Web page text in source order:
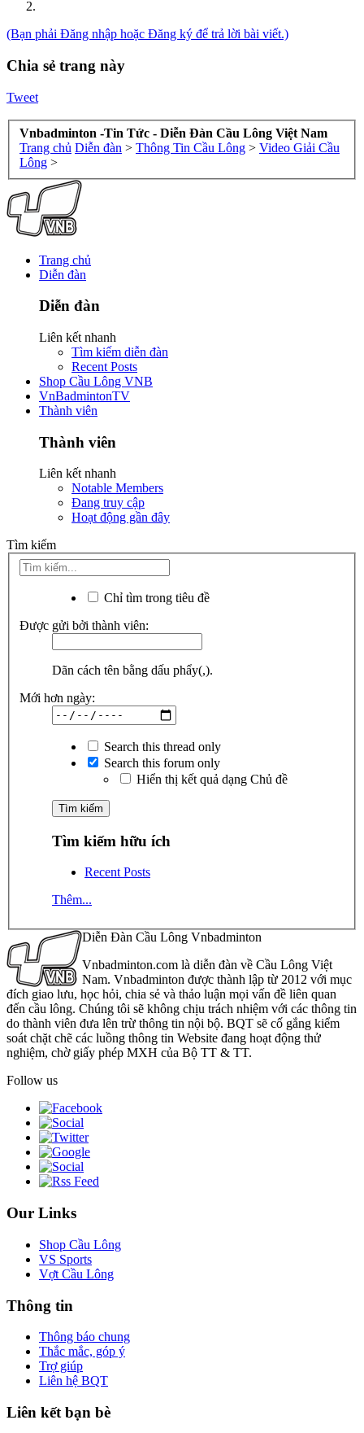
(Bạn phải Đăng nhập hoặc Đăng ký để trả lời bài viết.)
Chia sẻ trang này
Tweet
Vnbadminton -Tin Tức - Diễn Đàn Cầu Lông Việt Nam
Trang chủ Diễn đàn > Thông Tin Cầu Lông > Video Giải Cầu
Lông >
Trang chủ
Diễn đàn
Diễn đàn
Liên kết nhanh
Tìm kiếm diễn đàn
Recent Posts
Shop Cầu Lông VNB
VnBadmintonTV
Thành viên
Thành viên
Liên kết nhanh
Notable Members
Đang truy cập
Hoạt động gần đây
Tìm kiếm
Chỉ tìm trong tiêu đề
Được gửi bởi thành viên:
Dãn cách tên bằng dấu phẩy(,).
Mới hơn ngày:
Search this thread only
Search this forum only
Hiển thị kết quả dạng Chủ đề
Tìm kiếm hữu ích
Recent Posts
Thêm...
Diễn Đàn Cầu Lông Vnbadminton
Vnbadminton.com là diễn đàn về Cầu Lông Việt
Nam. Vnbadminton được thành lập từ 2012 với mục
đích giao lưu, học hỏi, chia sẻ và thảo luận mọi vấn đề liên quan
đến cầu lông. Chúng tôi sẽ không chịu trách nhiệm với các thông tin
do thành viên đưa lên trừ thông tin nội bộ. BQT sẽ cố gắng kiểm
soát chặt chẽ các luồng thông tin Website đang hoạt động thử
nghiệm, chờ giấy phép MXH của Bộ TT & TT.
Follow us
Our Links
Shop Cầu Lông
VS Sports
Vợt Cầu Lông
Thông tin
Thông báo chung
Thắc mắc, góp ý
Trợ giúp
Liên hệ BQT
Liên kết bạn bè